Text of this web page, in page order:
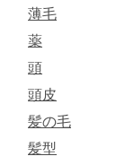
薄毛
薬
頭
頭皮
髪の毛
髪型